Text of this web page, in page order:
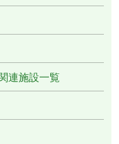
連施設一覧